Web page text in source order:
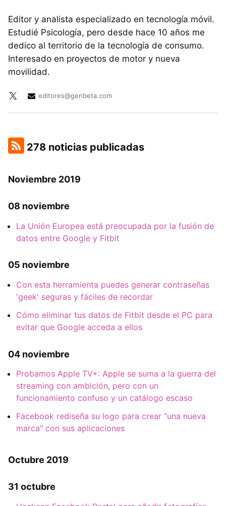
Editor y analista especializado en tecnología móvil.
Estudié Psicología, pero desde hace 10 años me
dedico al territorio de la tecnología de consumo.
Interesado en proyectos de motor y nueva
movilidad.
editores@genbeta.com
278 noticias publicadas
Noviembre 2019
08 noviembre
La Unión Europea está preocupada por la fusión de
datos entre Google y Fitbit
05 noviembre
Con esta herramienta puedes generar contraseñas
'geek' seguras y fáciles de recordar
Cómo eliminar tus datos de Fitbit desde el PC para
evitar que Google acceda a ellos
04 noviembre
Probamos Apple TV+: Apple se suma a la guerra del
streaming con ambición, pero con un
funcionamiento confuso y un catálogo escaso
Facebook rediseña su logo para crear "una nueva
marca" con sus aplicaciones
Octubre 2019
31 octubre